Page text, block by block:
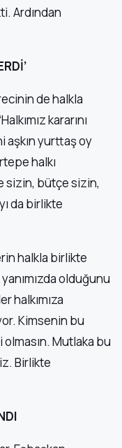
Ardından
de halkla
kararını
aşkın yurttaş oy
halkı
sizin, bütçe sizin,
da birlikte
halkla birlikte
olduğunu
halkımıza
Kimsenin bu
Mutlaka bu
Birlikte